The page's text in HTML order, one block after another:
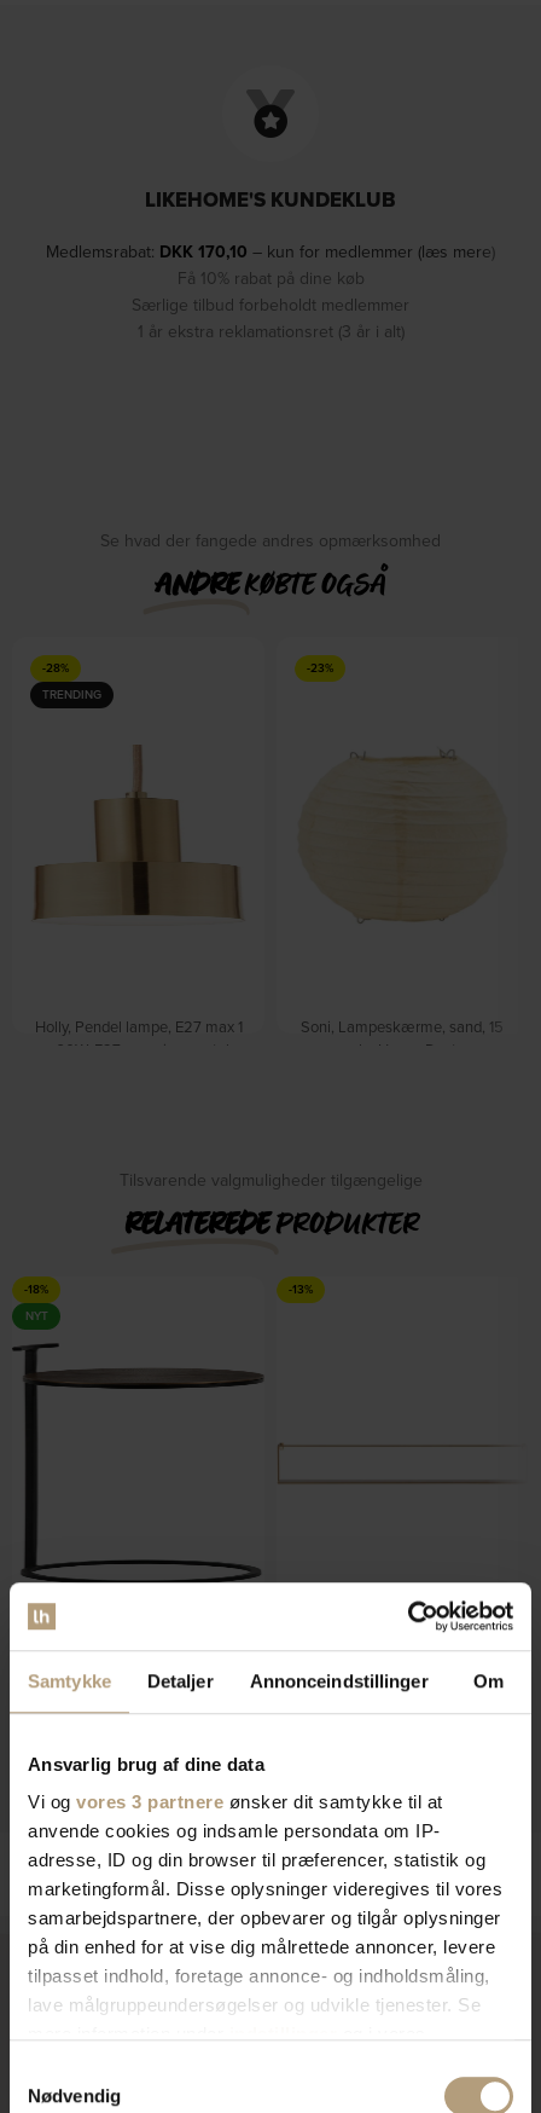
Samtykke Detaljer Annonceindstillinger Om
Ansvarlig brug af dine data
Vi og vores 3 partnere ønsker dit samtykke til at
anvende cookies og indsamle persondata om IP-
adresse, ID og din browser til præferencer, statistik og
marketingformål. Disse oplysninger videregives til vores
samarbejdspartnere, der opbevarer og tilgår oplysninger
på din enhed for at vise dig målrettede annoncer, levere
tilpasset indhold, foretage annonce- og indholdsmåling,
lave målgruppeundersøgelser og udvikle tjenester. Se
tilbage eller ændre indstillinger fra vores
Nødvendig
LIKEHOME'S KUNDEKLUB
Medlemsrabat: DKK 170,10 – kun for medlemmer (læs mere)
Få 10% rabat på dine køb
Særlige tilbud forbeholdt medlemmer
1 år ekstra reklamationsret (3 år i alt)
Se hvad der fangede andres opmærksomhed
ANDREKØBTE OGSÅ
-28%
TRENDING
Holly, Pendel lampe, E27 max 1
x 60W, E27, messing, metal,
-23%
Soni, Lampeskærme, sand, 15
cm by House Doctor
Tilsvarende valgmuligheder tilgængelige
RELATEREDEPRODUKTER
-18%
NYT
26 x Ø: 25 x H: 64 x B: 26 cm.) by
WOOOD
DKK699,00 DKK575,00
-13%
cm, metal by WOOOD
indretning af private hjem og